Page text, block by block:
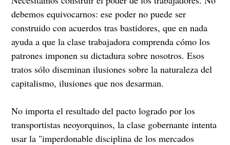
debemos equivocarnos: ese poder no puede ser
construido con acuerdos tras bastidores, que en nada
ayuda a que la clase trabajadora comprenda cómo los
patrones imponen su dictadura sobre nosotros. Esos
tratos sólo diseminan ilusiones sobre la naturaleza del
capitalismo, ilusiones que nos desarman.
No importa el resultado del pacto logrado por los
transportistas neoyorquinos, la clase gobernante intenta
usar la "imperdonable disciplina de los mercados